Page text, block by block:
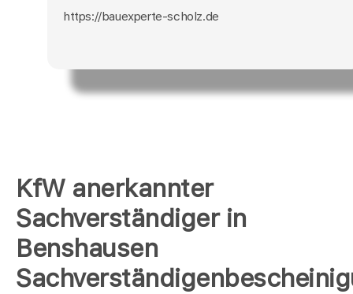
KfW anerkannter
Sachverständiger in
Benshausen
https://bauexperte-scholz.de